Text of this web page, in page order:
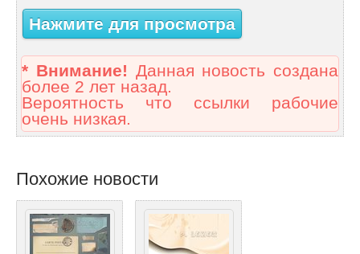
Нажмите для просмотра
* Внимание! Данная новость создана
более 2 лет назад.
Вероятность что ссылки рабочие
очень низкая.
Похожие новости